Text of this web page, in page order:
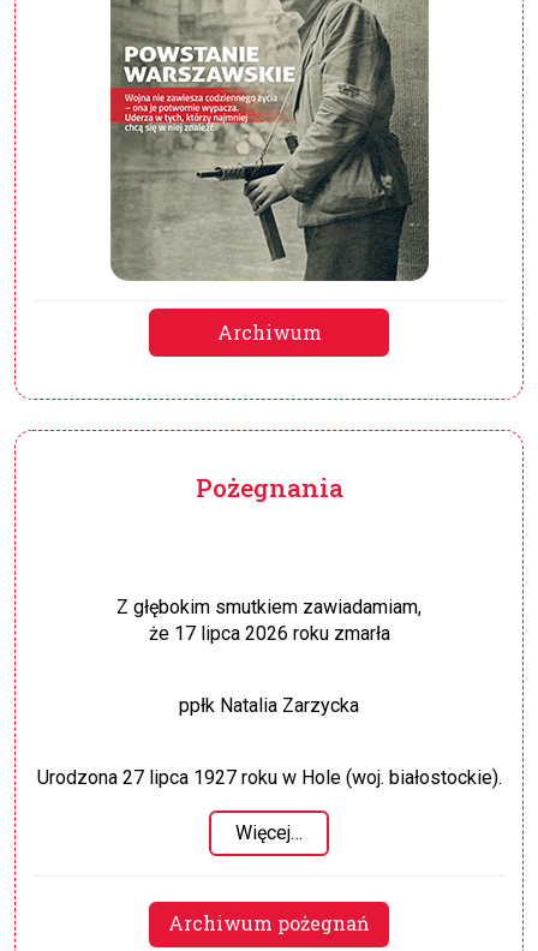
Archiwum
Pożegnania
Z głębokim smutkiem zawiadamiam,
że 17 lipca 2026 roku zmarła
ppłk Natalia Zarzycka
Urodzona 27 lipca 1927 roku w Hole (woj. białostockie).
Więcej…
Archiwum pożegnań